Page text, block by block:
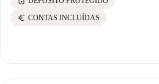
euro CONTAS INCLUÍDAS